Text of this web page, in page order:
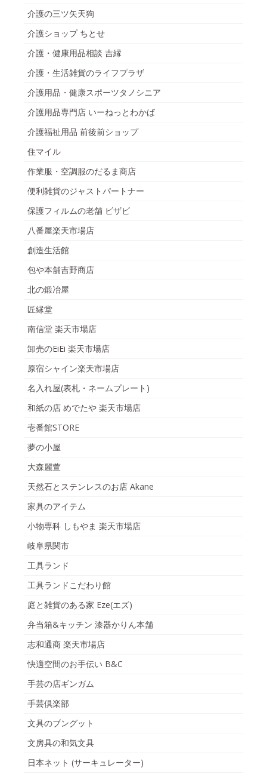
介護の三ツ矢天狗
介護ショップ ちとせ
介護・健康用品相談 吉縁
介護・生活雑貨のライフプラザ
介護用品・健康スポーツタノシニア
介護用品専門店 いーねっとわかば
介護福祉用品 前後前ショップ
住マイル
作業服・空調服のだるま商店
便利雑貨のジャストパートナー
保護フィルムの老舗 ビザビ
八番屋楽天市場店
創造生活館
包や本舗吉野商店
北の鍛冶屋
匠縁堂
南信堂 楽天市場店
卸売のEiEi 楽天市場店
原宿シャイン楽天市場店
名入れ屋(表札・ネームプレート)
和紙の店 めでたや 楽天市場店
壱番館STORE
夢の小屋
大森麗萱
天然石とステンレスのお店 Akane
家具のアイテム
小物専科 しもやま 楽天市場店
岐阜県関市
工具ランド
工具ランドこだわり館
庭と雑貨のある家 Eze(エズ)
弁当箱&キッチン 漆器かりん本舗
志和通商 楽天市場店
快適空間のお手伝い B&C
手芸の店ギンガム
手芸倶楽部
文具のブングット
文房具の和気文具
日本ネット (サーキュレーター)